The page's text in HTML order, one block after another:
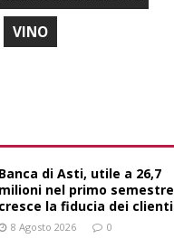
VINO
Banca di Asti, utile a 26,7
milioni nel primo
cresce la fiducia dei clienti
8 Agosto 2026 0